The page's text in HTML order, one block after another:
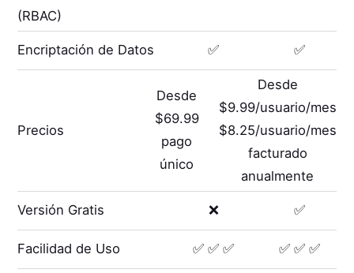
(RBAC)
Encriptación de Datos ✅ ✅
Precios
Desde
$69.99
pago
único
Desde
$9.99/usuario/mes
$8.25/usuario/mes
facturado
anualmente
Versión Gratis ❌ ✅
Facilidad de Uso ✅ ✅ ✅ ✅ ✅ ✅